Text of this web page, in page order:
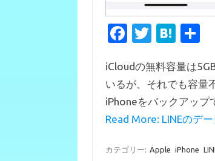
Fa
e
b
o
o
k
T
it
te
r
H
e
n
a
iCloudの無料容量は
いるが、それでも容量
iPhoneをバックアッ
Read More: LINEのデ
カテゴリー: Apple iPhone